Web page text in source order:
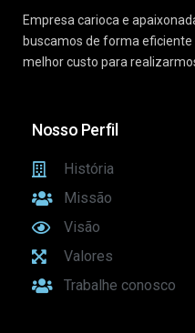
Empresa carioca e
buscamos de forma
melhor custo para
Nosso Perfil
História
Missão
Visão
Valores
Trabalhe conosco